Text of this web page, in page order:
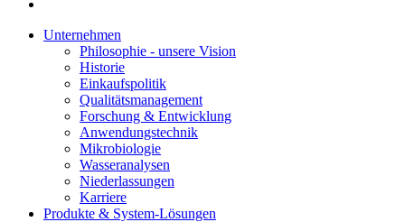
Unternehmen
Philosophie - unsere Vision
Historie
Einkaufspolitik
Qualitätsmanagement
Forschung & Entwicklung
Anwendungstechnik
Mikrobiologie
Wasseranalysen
Niederlassungen
Karriere
Produkte & System-Lösungen